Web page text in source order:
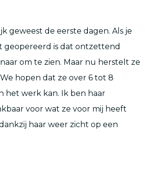
geweest de eerste dagen. Als je
geopereerd is dat ontzettend
om te zien. Maar nu herstelt ze
hopen dat ze over 6 tot 8
het werk kan. Ik ben haar
voor wat ze voor mij heeft
haar weer zicht op een